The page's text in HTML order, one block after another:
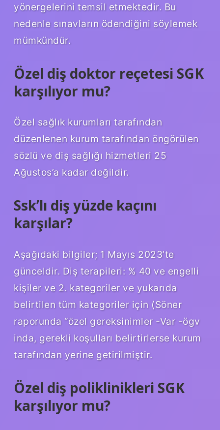
yönergelerini temsil etmektedir. Bu
nedenle sınavların ödendiğini söylemek
mümkündür.
Özel diş doktor reçetesi SGK
karşılıyor mu?
Özel sağlık kurumları tarafından
düzenlenen kurum tarafından öngörülen
sözlü ve diş sağlığı hizmetleri 25
Ağustos’a kadar değildir.
Ssk’lı diş yüzde kaçını
karşılar?
Aşağıdaki bilgiler; 1 Mayıs 2023’te
günceldir. Diş terapileri: % 40 ve engelli
kişiler ve 2. kategoriler ve yukarıda
belirtilen tüm kategoriler için (Söner
raporunda “özel gereksinimler -Var -ögv
inda, gerekli koşulları belirtirlerse kurum
tarafından yerine getirilmiştir.
Özel diş poliklinikleri SGK
karşılıyor mu?